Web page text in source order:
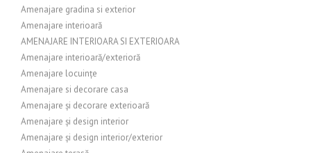
Amenajare gradina si exterior
Amenajare interioară
AMENAJARE INTERIOARA SI EXTERIOARA
Amenajare interioară/exterioră
Amenajare locuințe
Amenajare si decorare casa
Amenajare și decorare exterioară
Amenajare și design interior
Amenajare și design interior/exterior